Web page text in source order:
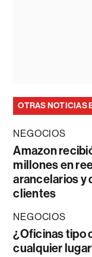
OTRAS NOTICIAS
NEGOCIOS
Amazon
millones en
arancelarios y
clientes
NEGOCIOS
¿Oficinas tipo
cualquier